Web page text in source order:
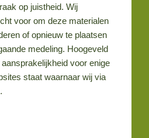
op juistheid. Wij
voor om deze materialen
of opnieuw te plaatsen
medeling. Hoogeveld
voor enige
staat waarnaar wij via